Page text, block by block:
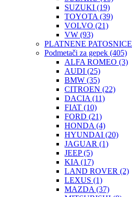
SUZUKI (19)
TOYOTA (39)
VOLVO (21)
VW (93)
PLATNENE PATOSNICE
Podmetači za gepek (405)
ALFA ROMEO (3)
AUDI (25)
BMW (35)
CITROEN (22)
DACIA (11)
FIAT (10)
FORD (21)
HONDA (4)
HYUNDAI (20)
JAGUAR (1)
JEEP(5)
KIA (17)
LAND ROVER (2)
LEXUS (1)
MAZDA (37)